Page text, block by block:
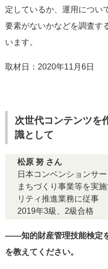
定しているか、運用につい
要素がないかなどを調査す
います。
取材日：2020年11月6日
次世代コンテンツを
識として
松原 努 さん
日本コンベンションサ
まちづくり事業等を実
リティ推進業務に従事
2019年3級、2級合格
――知的財産管理技能検定
を教えてください。